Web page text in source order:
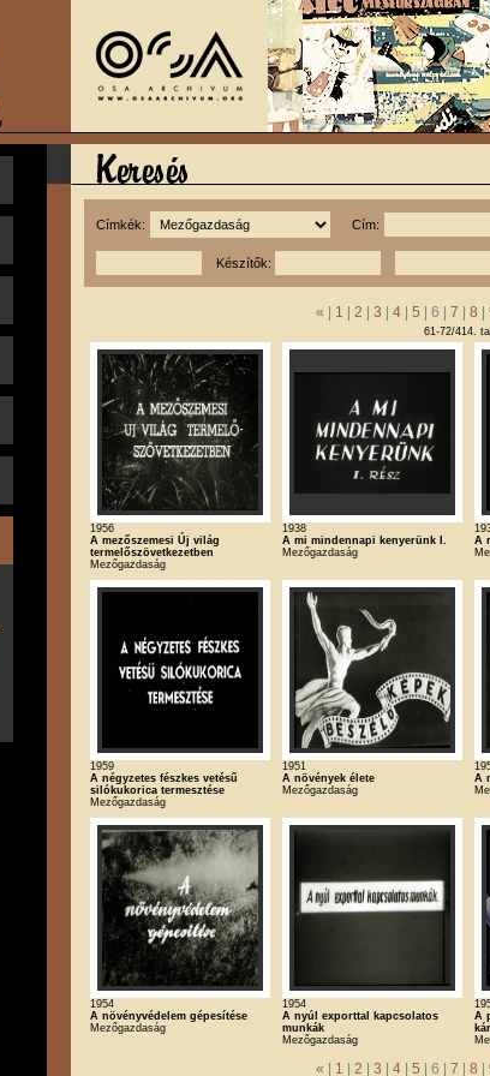
Címkék: Cím:
Készítők:
« | 1 | 2 | 3 | 4| 5 | 6 | 7 | 8 |
61-72/414.
1956
A mezőszemesi Új világ
termelőszövetkezetben
Mezőgazdaság
1938
A mi mindennapi kenyerünk I.
Mezőgazdaság
A
1959
A négyzetes fészkes vetésű
silókukorica termesztése
Mezőgazdaság
1951
A növények élete
Mezőgazdaság
A
1954
A növényvédelem gépesítése
Mezőgazdaság
1954
A nyúl exporttal kapcsolatos
munkák
Mezőgazdaság
A
« | 1 | 2 | 3 | 4| 5 | 6 | 7 | 8 |